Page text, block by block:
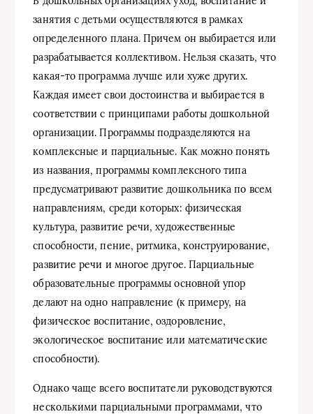
занятия с детьми осуществляются в рамках
определенного плана. Причем он выбирается или
разрабатывается коллективом. Нельзя сказать, что
какая-то программа лучше или хуже других.
Каждая имеет свои достоинства и выбирается в
соответствии с принципами работы дошкольной
организации. Программы подразделяются на
комплексные и парциальные. Как можно понять
из названия, программы комплексного типа
предусматривают развитие дошкольника по всем
направлениям, среди которых: физическая
культура, развитие речи, художественные
способности, пение, ритмика, конструирование,
развитие речи и многое другое. Парциальные
образовательные программы основной упор
делают на одно направление (к примеру, на
физическое воспитание, оздоровление,
экологическое воспитание или математические
способности).
Однако чаще всего воспитатели руководствуются
несколькими парциальными программами, что